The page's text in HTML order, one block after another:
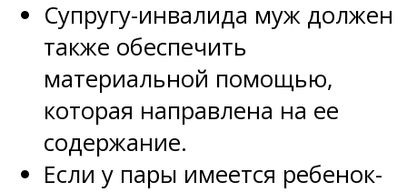
Супругу-инвалида муж должен
также обеспечить
материальной помощью,
которая направлена на ее
содержание.
Если у пары имеется ребенок-